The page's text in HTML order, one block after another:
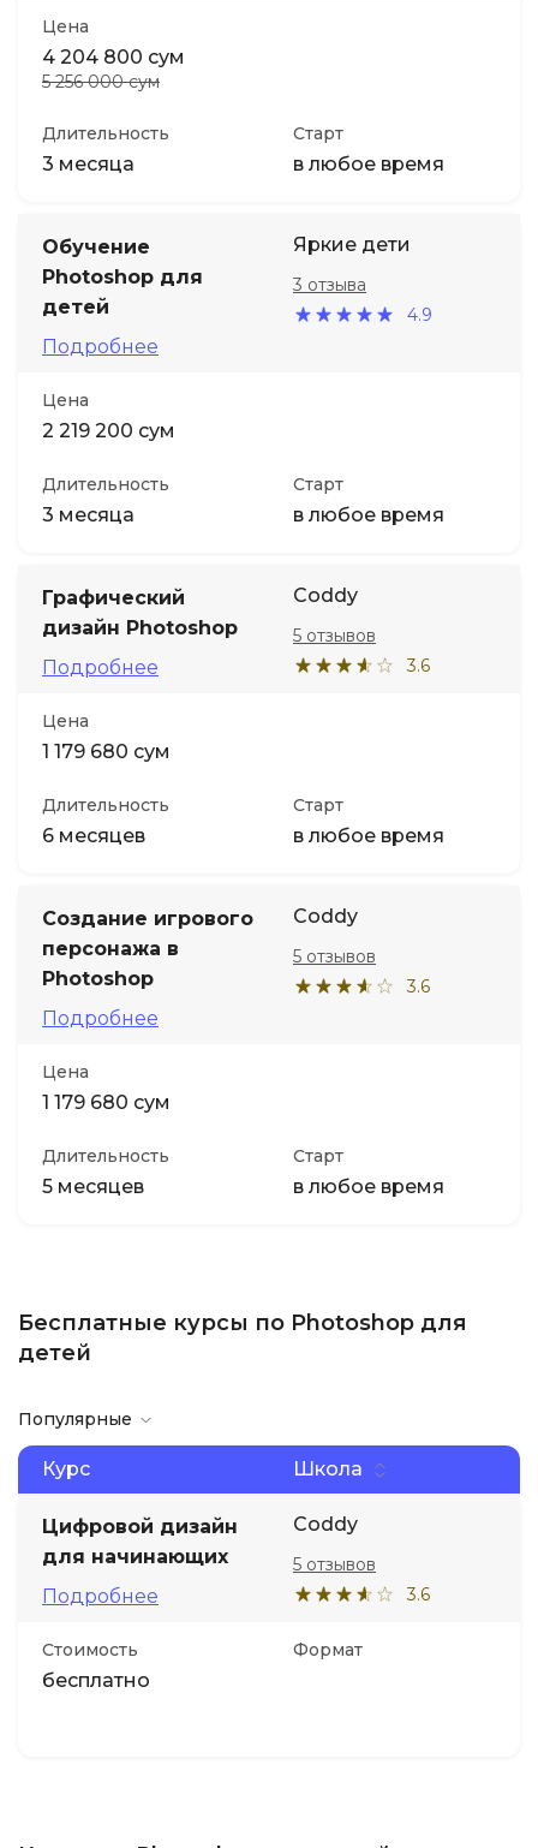
Цена
4 204 800 сум
5 256 000 сум
Длительность
3 месяца
Старт
в любое время
Обучение
Photoshop для
детей
Подробнее
Яркие дети
4.9
3 отзыва
Цена
2 219 200 сум
Длительность
3 месяца
Старт
в любое время
Графический
дизайн Photoshop
Подробнее
Coddy
3.6
5 отзывов
Цена
1 179 680 сум
Длительность
6 месяцев
Старт
в любое время
Создание игрового
персонажа в
Photoshop
Подробнее
Coddy
3.6
5 отзывов
Цена
1 179 680 сум
Длительность
5 месяцев
Старт
в любое время
Бесплатные курсы по Photoshop для
детей
Популярные
Курс Школа
Цифровой дизайн
для начинающих
Подробнее
Coddy
3.6
5 отзывов
Стоимость
бесплатно
Формат